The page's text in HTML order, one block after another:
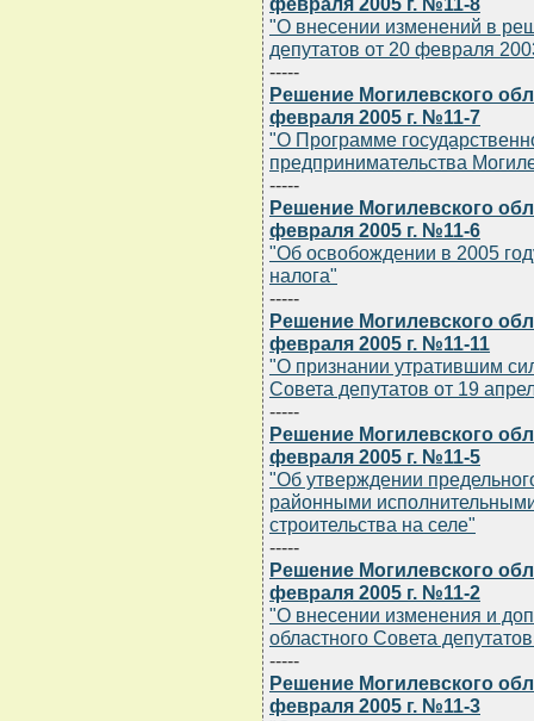
"О внесении изменений в
депутатов от 20 февраля
-----
Решение Могилевского
февраля 2005 г. №11-7
"О Программе
предпринимательства
-----
Решение Могилевского
февраля 2005 г. №11-6
"Об освобождении в 2005
налога"
-----
Решение Могилевского
февраля 2005 г. №11-11
"О признании утратившим
Совета депутатов от 19
-----
Решение Могилевского
февраля 2005 г. №11-5
"Об утверждении
районными
строительства на селе"
-----
Решение Могилевского
февраля 2005 г. №11-2
"О внесении изменения и
областного Совета
-----
Решение Могилевского
февраля 2005 г. №11-3